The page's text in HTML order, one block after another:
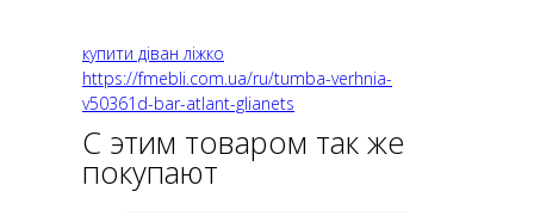
купити діван ліжко
https://fmebli.com.ua/ru/tumba-verhnia-
v50361d-bar-atlant-glianets
С этим товаром так же
покупают